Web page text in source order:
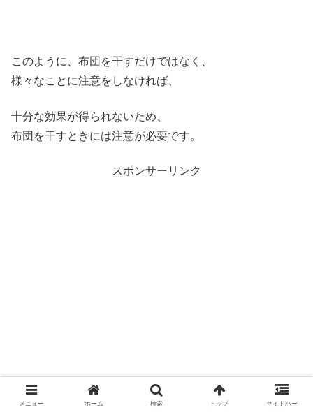
このように、布団を干すだけではなく、
様々なことに注意をしなければ、
十分な効果が得られないため、
布団を干すときには注意が必要です。
スポンサーリンク
メニュー ホーム 検索 トップ サイドバー